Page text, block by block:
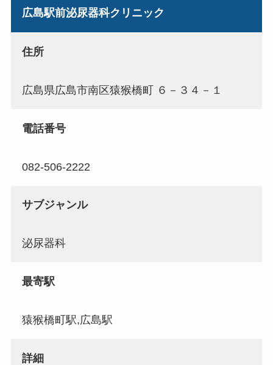
広島駅前泌尿器科クリニック
住所
広島県広島市南区猿猴橋町 ６－３４－１
電話番号
082-506-2222
サブジャンル
泌尿器科
最寄駅
猿猴橋町駅,広島駅
詳細